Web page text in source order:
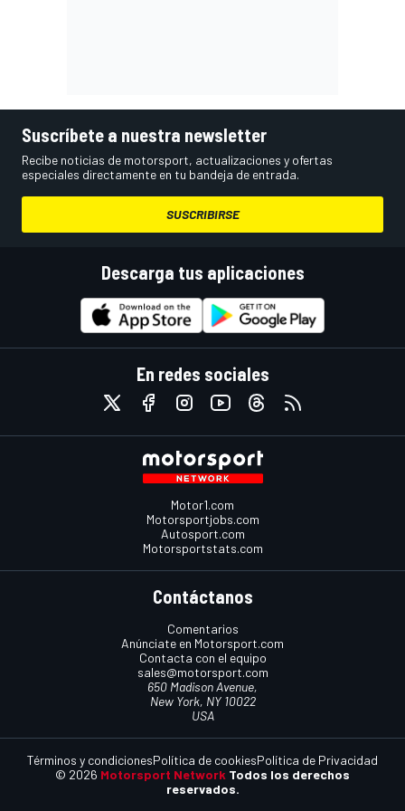
Suscríbete a nuestra newsletter
Recibe noticias de motorsport, actualizaciones y ofertas
especiales directamente en tu bandeja de entrada.
SUSCRIBIRSE
Descarga tus aplicaciones
En redes sociales
Motor1.com
Motorsportjobs.com
Autosport.com
Motorsportstats.com
Contáctanos
Comentarios
Anúnciate en Motorsport.com
Contacta con el equipo
sales@motorsport.com
650 Madison Avenue,
New York, NY 10022
USA
© 2026 Motorsport Network Todos los derechos
reservados.
Términos y condicionesPolítica de cookiesPolítica de Privacidad